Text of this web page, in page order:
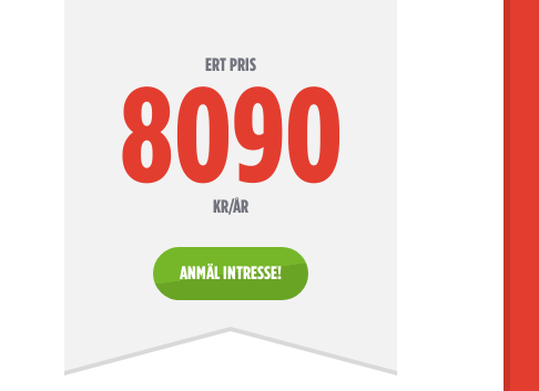
ERT PRIS
8090
KR/ÅR
ANMÄL INTRESSE!